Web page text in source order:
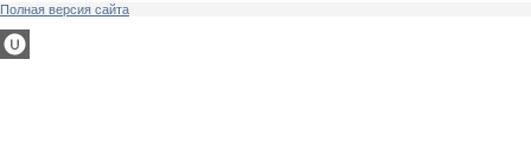
Полная версия сайта